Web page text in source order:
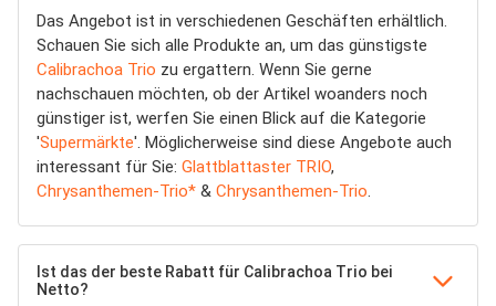
Das Angebot ist in verschiedenen Geschäften erhältlich.
Schauen Sie sich alle Produkte an, um das günstigste
Calibrachoa Trio zu ergattern. Wenn Sie gerne
nachschauen möchten, ob der Artikel woanders noch
günstiger ist, werfen Sie einen Blick auf die Kategorie
'Supermärkte'. Möglicherweise sind diese Angebote auch
interessant für Sie: Glattblattaster TRIO,
Chrysanthemen-Trio* & Chrysanthemen-Trio.
Ist das der beste Rabatt für Calibrachoa Trio bei
Netto?